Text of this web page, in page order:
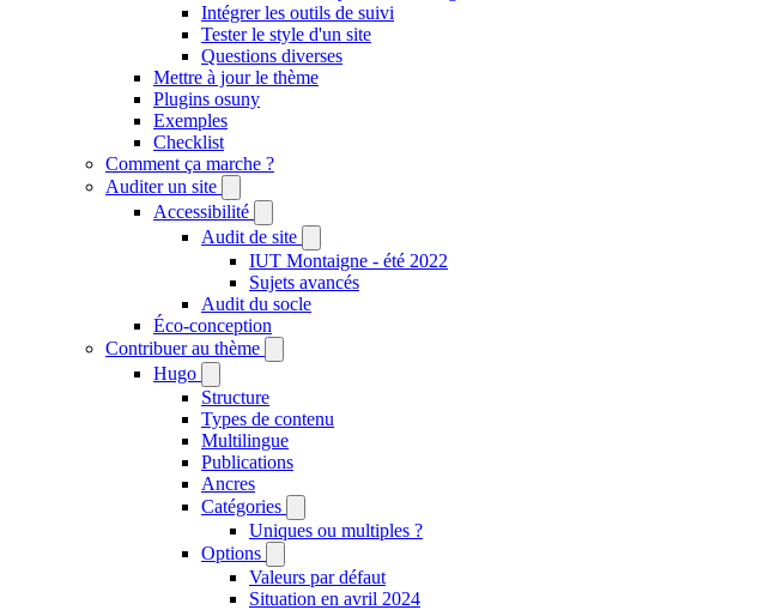
Intégrer les outils de suivi
Tester le style d'un site
Questions diverses
Mettre à jour le thème
Plugins osuny
Exemples
Checklist
Comment ça marche ?
Auditer un site
Accessibilité
Audit de site
IUT Montaigne - été 2022
Sujets avancés
Audit du socle
Éco-conception
Contribuer au thème
Hugo
Structure
Types de contenu
Multilingue
Publications
Ancres
Catégories
Uniques ou multiples ?
Options
Valeurs par défaut
Situation en avril 2024